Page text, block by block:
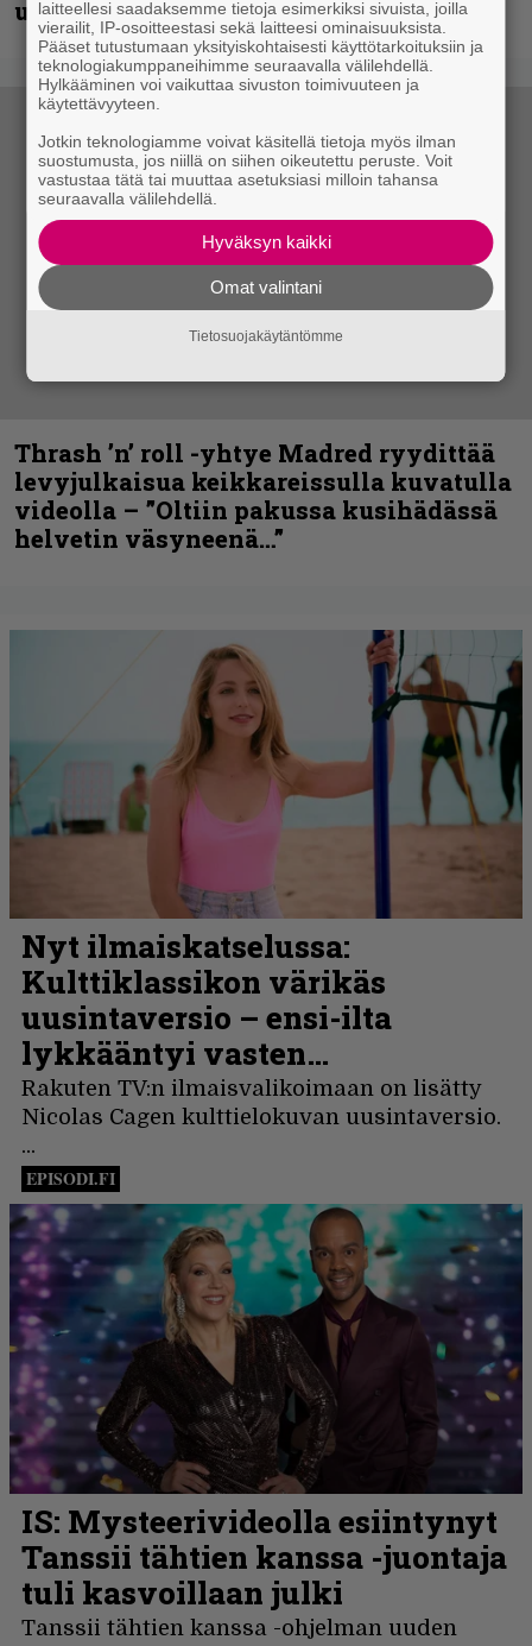
uudella videollaan
Thrash ’n’ roll -yhtye Madred ryydittää
levyjulkaisua keikkareissulla kuvatulla
videolla – ”Oltiin pakussa kusihädässä
helvetin väsyneenä…”
laitteellesi saadaksemme tietoja esimerkiksi sivuista, joilla
vierailit, IP-osoitteestasi sekä laitteesi ominaisuuksista.
Pääset tutustumaan yksityiskohtaisesti käyttötarkoituksiin ja
teknologiakumppaneihimme seuraavalla välilehdellä.
Hylkääminen voi vaikuttaa sivuston toimivuuteen ja
käytettävyyteen.
Jotkin teknologiamme voivat käsitellä tietoja myös ilman
suostumusta, jos niillä on siihen oikeutettu peruste. Voit
vastustaa tätä tai muuttaa asetuksiasi milloin tahansa
seuraavalla välilehdellä.
Hyväksyn kaikki
Omat valintani
Tietosuojakäytäntömme